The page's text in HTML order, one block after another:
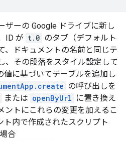
ザーの Google ドライブに新し
ID が t.0 のタブ（デフォルト
、ドキュメントの名前と同じテ
、その段落をスタイル設定して
に基づいてテーブルを追加し
の呼び出しを
または openByUrl に置き換え
ントにこれらの変更を加えるこ
ト内で作成されたスクリプト
合